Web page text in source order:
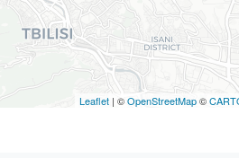
Leaflet | ©OpenStreetMap©